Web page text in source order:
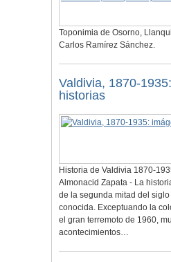
Toponimia de Osorno,
Carlos Ramírez Sánchez.
Valdivia, 1870-
historias
Historia de Valdivia 1870-
Almonacid Zapata - La
de la segunda mitad del siglo
conocida. Exceptuando la
el gran terremoto de 1960,
acontecimientos…